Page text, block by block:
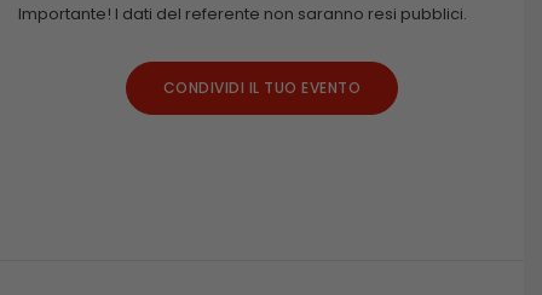
Importante! I dati del referente non saranno resi pubblici.
CONDIVIDI IL TUO EVENTO